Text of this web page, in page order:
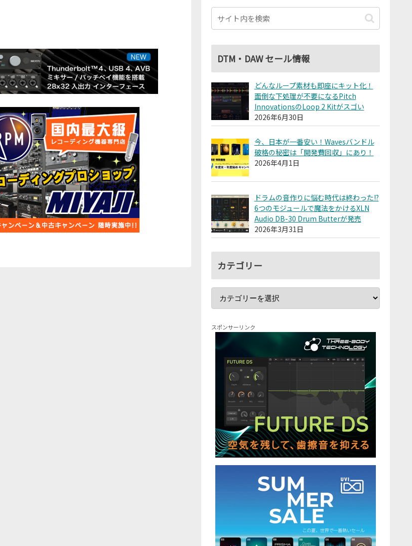
DTM・DAW セール情報
どんなループ素材も即座にキット化！
面倒な下処理が不要になるPitch
InnovationsのLoop 2 Kitがスゴい
2026年6月30日
今、日本が一番安い！Wavesバンドル
破格の秘密は「開発費回収」にあり！
2026年4月1日
ドラムの音作りに悩む時代は終わった!?
6つのモジュールで魔法をかけるXLN
Audio DB-30 Drum Butterが発売
2026年3月31日
カテゴリー
スポンサーリンク